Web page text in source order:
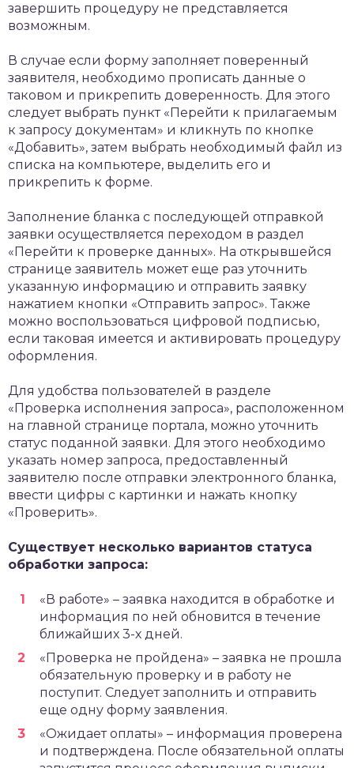
завершить процедуру не представляется
возможным.
В случае если форму заполняет поверенный
заявителя, необходимо прописать данные о
таковом и прикрепить доверенность. Для этого
следует выбрать пункт «Перейти к прилагаемым
к запросу документам» и кликнуть по кнопке
«Добавить», затем выбрать необходимый файл из
списка на компьютере, выделить его и
прикрепить к форме.
Заполнение бланка с последующей отправкой
заявки осуществляется переходом в раздел
«Перейти к проверке данных». На открывшейся
странице заявитель может еще раз уточнить
указанную информацию и отправить заявку
нажатием кнопки «Отправить запрос». Также
можно воспользоваться цифровой подписью,
если таковая имеется и активировать процедуру
оформления.
Для удобства пользователей в разделе
«Проверка исполнения запроса», расположенном
на главной странице портала, можно уточнить
статус поданной заявки. Для этого необходимо
указать номер запроса, предоставленный
заявителю после отправки электронного бланка,
ввести цифры с картинки и нажать кнопку
«Проверить».
Существует несколько вариантов статуса
обработки запроса:
«В работе» – заявка находится в обработке и
информация по ней обновится в течение
ближайших 3-х дней.
«Проверка не пройдена» – заявка не прошла
обязательную проверку и в работу не
поступит. Следует заполнить и отправить
еще одну форму заявления.
«Ожидает оплаты» – информация проверена
и подтверждена. После обязательной оплаты